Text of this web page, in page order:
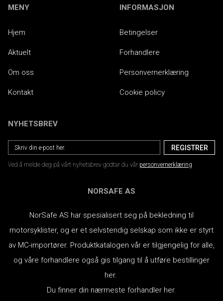
MENY
Hjem
Aktuelt
Om oss
Kontakt
INFORMASJON
Betingelser
Forhandlere
Personvernerklæring
Cookie policy
NYHETSBREV
Ved å melde deg på vårt nyhetsbrev godtar du vår personvernerklæring
NORSAFE AS
NorSafe AS har spesialisert seg på bekledning til
motorsyklister, og er et selvstendig selskap som ikke er styrt
av MC-importører. Produktkatalogen vår er tilgjengelig for alle,
og våre forhandlere også gis tilgang til å utføre bestillinger
her.
Du finner din nærmeste forhandler her.